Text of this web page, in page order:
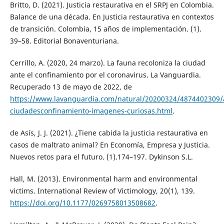
Britto, D. (2021). Justicia restaurativa en el SRPJ en Colombia.
Balance de una década. En Justicia restaurativa en contextos
de transición. Colombia, 15 años de implementación. (1).
39–58. Editorial Bonaventuriana.
Cerrillo, A. (2020, 24 marzo). La fauna recoloniza la ciudad
ante el confinamiento por el coronavirus. La Vanguardia.
Recuperado 13 de mayo de 2022, de
https://www.lavanguardia.com/natural/20200324/
ciudadesconfinamiento-imagenes-curiosas.html.
de Asís, J. J. (2021). ¿Tiene cabida la justicia restaurativa en
casos de maltrato animal? En Economía, Empresa y Justicia.
Nuevos retos para el futuro. (1).174–197. Dykinson S.L.
Hall, M. (2013). Environmental harm and environmental
victims. International Review of Victimology, 20(1), 139.
https://doi.org/10.1177/0269758013508682.